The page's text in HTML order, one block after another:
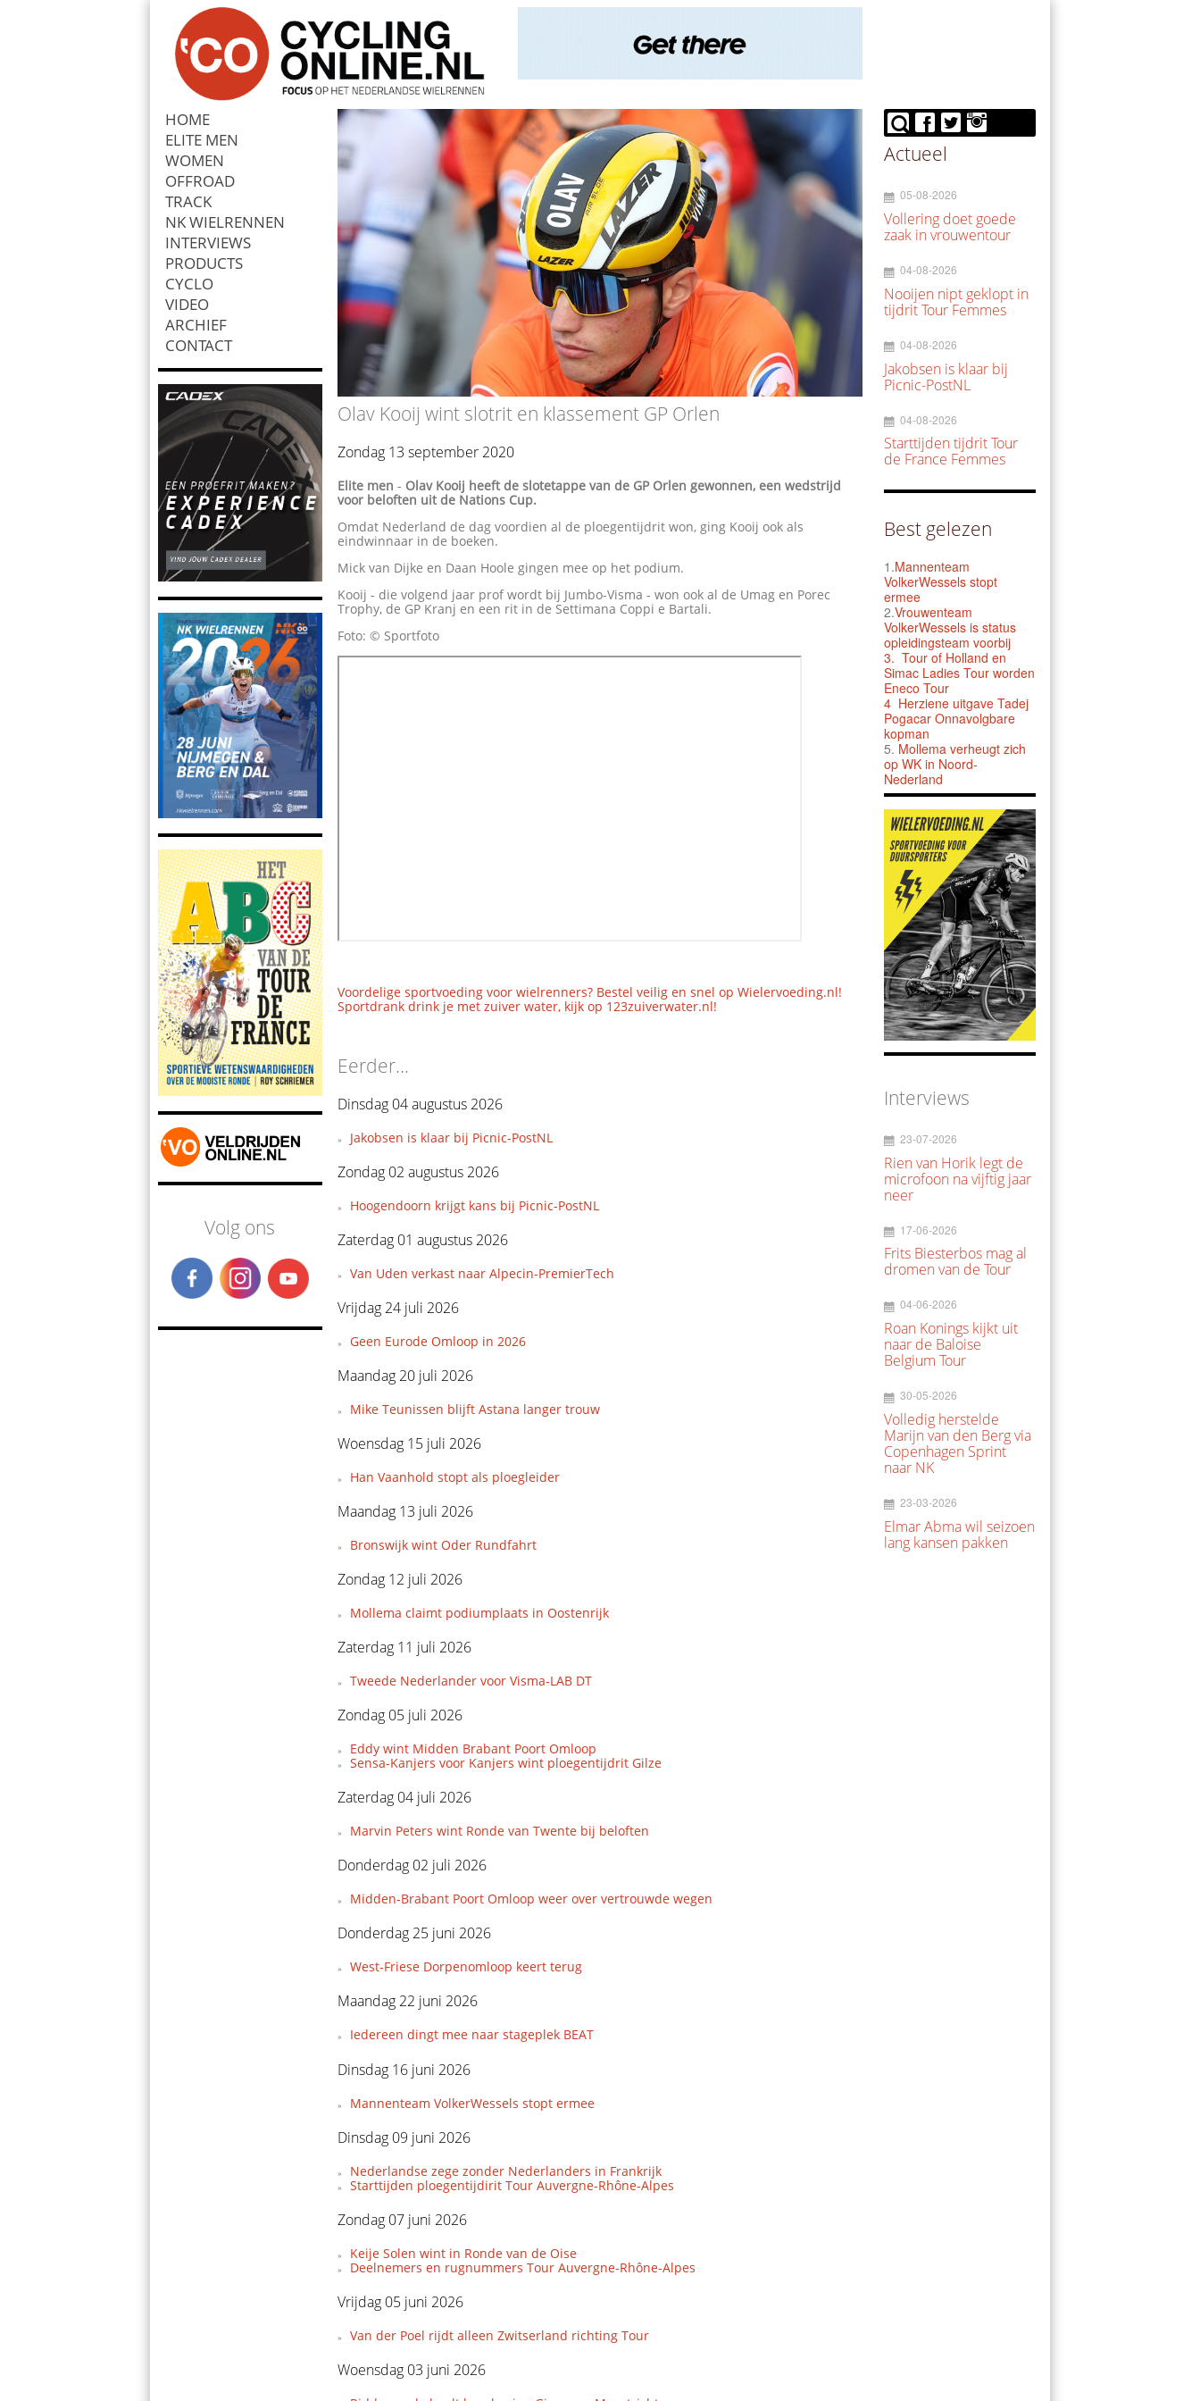
HOME
ELITE MEN
WOMEN
OFFROAD
TRACK
NK WIELRENNEN
INTERVIEWS
PRODUCTS
CYCLO
VIDEO
ARCHIEF
CONTACT
Zoek
Volg ons
Olav Kooij wint slotrit en klassement GP Orlen
Zondag 13 september 2020
Elite men - Olav Kooij heeft de slotetappe van de GP Orlen gewonnen, een wedstrijd
voor beloften uit de Nations Cup.
Omdat Nederland de dag voordien al de ploegentijdrit won, ging Kooij ook als
eindwinnaar in de boeken.
Mick van Dijke en Daan Hoole gingen mee op het podium.
Kooij - die volgend jaar prof wordt bij Jumbo-Visma - won ook al de Umag en Porec
Trophy, de GP Kranj en een rit in de Settimana Coppi e Bartali.
Foto: © Sportfoto
Voordelige sportvoeding voor wielrenners? Bestel veilig en snel op Wielervoeding.nl!
Sportdrank drink je met zuiver water, kijk op 123zuiverwater.nl!
Eerder...
Dinsdag 04 augustus 2026
Jakobsen is klaar bij Picnic-PostNL
Zondag 02 augustus 2026
Hoogendoorn krijgt kans bij Picnic-PostNL
Zaterdag 01 augustus 2026
Van Uden verkast naar Alpecin-PremierTech
Vrijdag 24 juli 2026
Geen Eurode Omloop in 2026
Maandag 20 juli 2026
Mike Teunissen blijft Astana langer trouw
Woensdag 15 juli 2026
Han Vaanhold stopt als ploegleider
Maandag 13 juli 2026
Bronswijk wint Oder Rundfahrt
Zondag 12 juli 2026
Mollema claimt podiumplaats in Oostenrijk
Zaterdag 11 juli 2026
Tweede Nederlander voor Visma-LAB DT
Zondag 05 juli 2026
Eddy wint Midden Brabant Poort Omloop
Sensa-Kanjers voor Kanjers wint ploegentijdrit Gilze
Zaterdag 04 juli 2026
Marvin Peters wint Ronde van Twente bij beloften
Donderdag 02 juli 2026
Midden-Brabant Poort Omloop weer over vertrouwde wegen
Donderdag 25 juni 2026
West-Friese Dorpenomloop keert terug
Maandag 22 juni 2026
Iedereen dingt mee naar stageplek BEAT
Dinsdag 16 juni 2026
Mannenteam VolkerWessels stopt ermee
Dinsdag 09 juni 2026
Nederlandse zege zonder Nederlanders in Frankrijk
Starttijden ploegentijdirit Tour Auvergne-Rhône-Alpes
Zondag 07 juni 2026
Keije Solen wint in Ronde van de Oise
Deelnemers en rugnummers Tour Auvergne-Rhône-Alpes
Vrijdag 05 juni 2026
Van der Poel rijdt alleen Zwitserland richting Tour
Woensdag 03 juni 2026
Actueel
05-08-2026
Vollering doet goede
zaak in vrouwentour
04-08-2026
Nooijen nipt geklopt in
tijdrit Tour Femmes
04-08-2026
Jakobsen is klaar bij
Picnic-PostNL
04-08-2026
Starttijden tijdrit Tour
de France Femmes
Best gelezen
1.Mannenteam
VolkerWessels stopt
ermee
2.Vrouwenteam
VolkerWessels is status
opleidingsteam voorbij
3. Tour of Holland en
Simac Ladies Tour worden
Eneco Tour
4 Herziene uitgave Tadej
Pogacar Onnavolgbare
kopman
5. Mollema verheugt zich
op WK in Noord-
Nederland
Interviews
23-07-2026
Rien van Horik legt de
microfoon na vijftig jaar
neer
17-06-2026
Frits Biesterbos mag al
dromen van de Tour
04-06-2026
Roan Konings kijkt uit
naar de Baloise
Belgium Tour
30-05-2026
Volledig herstelde
Marijn van den Berg via
Copenhagen Sprint
naar NK
23-03-2026
Elmar Abma wil seizoen
lang kansen pakken